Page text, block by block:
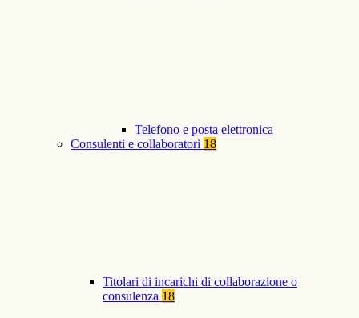
Telefono e posta elettronica
Consulenti e collaboratori 18
Titolari di incarichi di collaborazione o
consulenza 18